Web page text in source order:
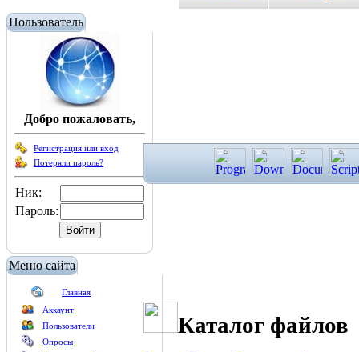
Пользователь
Добро пожаловать,
Регистрация или вход
Потеряли пароль?
Ник:
Пароль:
Меню сайта
Главная
Аккаунт
Пользователи
Опросы
Каталог файлов